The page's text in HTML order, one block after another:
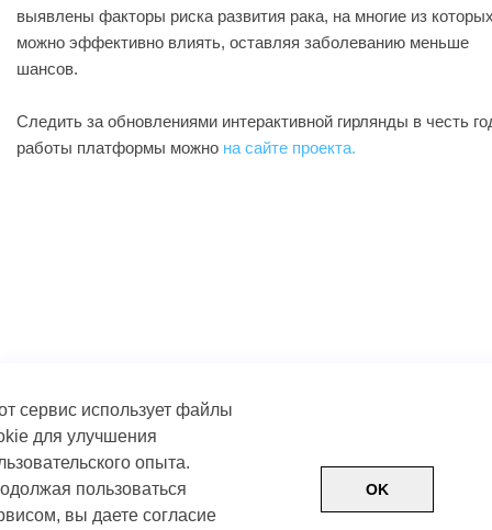
выявлены факторы риска развития рака, на многие из
можно эффективно влиять, оставляя заболеванию меньше
шансов.
Следить за обновлениями интерактивной гирлянды в честь
работы платформы можно на сайте проекта.
сервис использует файлы
для улучшения
опыта.
пользоваться
вы даете согласие
OK